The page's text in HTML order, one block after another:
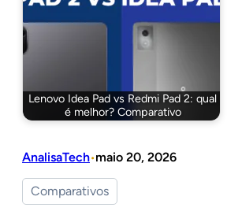
Lenovo Idea Pad vs Redmi Pad 2: qual
é melhor? Comparativo
AnalisaTech•maio 20, 2026
Comparativos